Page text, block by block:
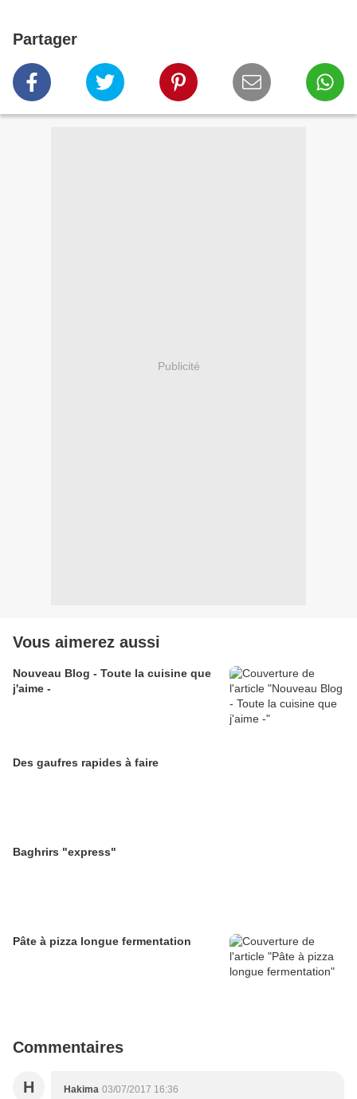
Partager
Publicité
Vous aimerez aussi
Nouveau Blog - Toute la cuisine que
j'aime -
Des gaufres rapides à faire
Baghrirs "express"
Pâte à pizza longue fermentation
Commentaires
H Hakima 03/07/2017 16:36